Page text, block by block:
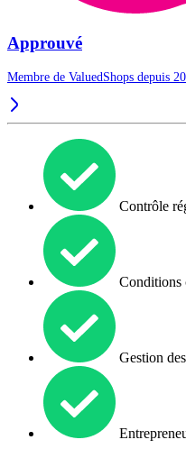
Approuvé
Membre de ValuedShops depuis
Contrôle
Conditions
Gestion